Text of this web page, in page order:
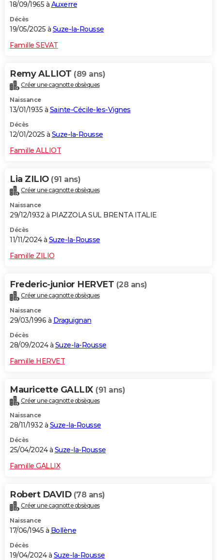
18/09/1965 à Auxerre
Décès
19/05/2025 à Suze-la-Rousse
Famille SEVAT
Remy ALLIOT (89 ans)
Créer une cagnotte obsèques
Naissance
13/01/1935 à Sainte-Cécile-les-Vignes
Décès
12/01/2025 à Suze-la-Rousse
Famille ALLIOT
Lia ZILIO (91 ans)
Créer une cagnotte obsèques
Naissance
29/12/1932 à PIAZZOLA SUL BRENTA ITALIE
Décès
11/11/2024 à Suze-la-Rousse
Famille ZILIO
Frederic-junior HERVET (28 ans)
Créer une cagnotte obsèques
Naissance
29/03/1996 à Draguignan
Décès
28/09/2024 à Suze-la-Rousse
Famille HERVET
Mauricette GALLIX (91 ans)
Créer une cagnotte obsèques
Naissance
28/11/1932 à Suze-la-Rousse
Décès
25/04/2024 à Suze-la-Rousse
Famille GALLIX
Robert DAVID (78 ans)
Créer une cagnotte obsèques
Naissance
17/06/1945 à Bollène
Décès
19/04/2024 à Suze-la-Rousse